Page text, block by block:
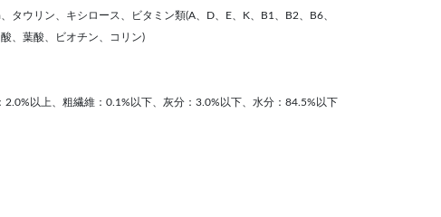
タウリン、キシロース、ビタミン類(A、D、E、K、B1、B2、B6、
、葉酸、ビオチン、コリン)
2.0%以上、粗繊維：0.1%以下、灰分：3.0%以下、水分：84.5%以下